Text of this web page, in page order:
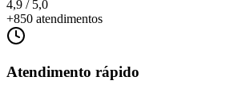
4,9 / 5,0
+850 atendimentos
Atendimento rápido